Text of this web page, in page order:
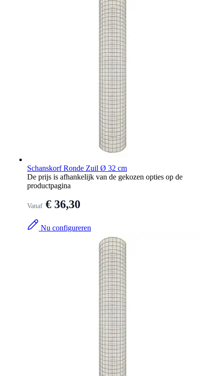
Schanskorf Ronde Zuil Ø 32 cm
De prijs is afhankelijk van de gekozen opties op de
productpagina
Vanaf € 36,30
Nu configureren